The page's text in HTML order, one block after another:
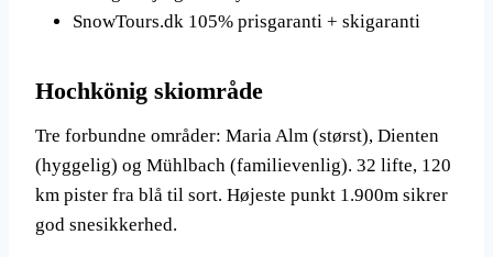
SnowTours.dk 105% prisgaranti + skigaranti
Hochkönig skiområde
Tre forbundne områder: Maria Alm (størst), Dienten
(hyggelig) og Mühlbach (familievenlig). 32 lifte, 120
km pister fra blå til sort. Højeste punkt 1.900m sikrer
god snesikkerhed.